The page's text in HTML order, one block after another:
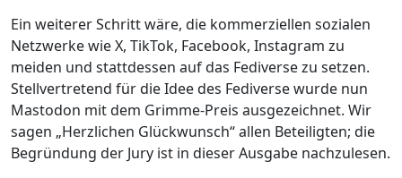
Ein weiterer Schritt wäre, die kommerziellen sozialen
Netzwerke wie X, TikTok, Facebook, Instagram zu
meiden und stattdessen auf das Fediverse zu setzen.
Stellvertretend für die Idee des Fediverse wurde nun
Mastodon mit dem Grimme-Preis ausgezeichnet. Wir
sagen „Herzlichen Glückwunsch“ allen Beteiligten; die
Begründung der Jury ist in dieser Ausgabe nachzulesen.